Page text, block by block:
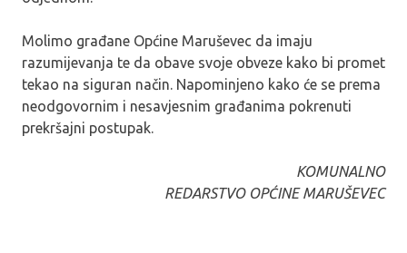
Molimo građane Općine Maruševec da imaju
razumijevanja te da obave svoje obveze kako bi promet
tekao na siguran način. Napominjeno kako će se prema
neodgovornim i nesavjesnim građanima pokrenuti
prekršajni postupak.
KOMUNALNO
REDARSTVO OPĆINE MARUŠEVEC